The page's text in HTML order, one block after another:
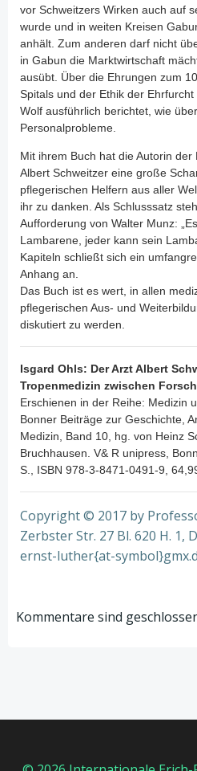
vor Schweitzers Wirken auch auf
wurde und in weiten Kreisen
anhält. Zum anderen darf nicht
in Gabun die Marktwirtschaft
ausübt. Über die Ehrungen zum
Spitals und der Ethik der
Wolf ausführlich berichtet, wie
Personalprobleme.
Mit ihrem Buch hat die Autorin
Albert Schweitzer eine große
pflegerischen Helfern aus aller
ihr zu danken. Als Schlusssatz
Aufforderung von Walter Munz:
Lambarene, jeder kann sein
Kapiteln schließt sich ein
Anhang an.
Das Buch ist es wert, in allen
pflegerischen Aus- und
diskutiert zu werden.
Isgard Ohls: Der Arzt Albert
Tropenmedizin zwischen
Erschienen in der Reihe: Medizin
Bonner Beiträge zur Geschichte,
Medizin, Band 10, hg. von Heinz
Bruchhausen. V& R unipress,
S., ISBN 978-3-8471-0491-9,
Copyright © 2017 by
Zerbster Str. 27 Bl. 620 H. 1,
ernst-luther{at-
Kommentare sind